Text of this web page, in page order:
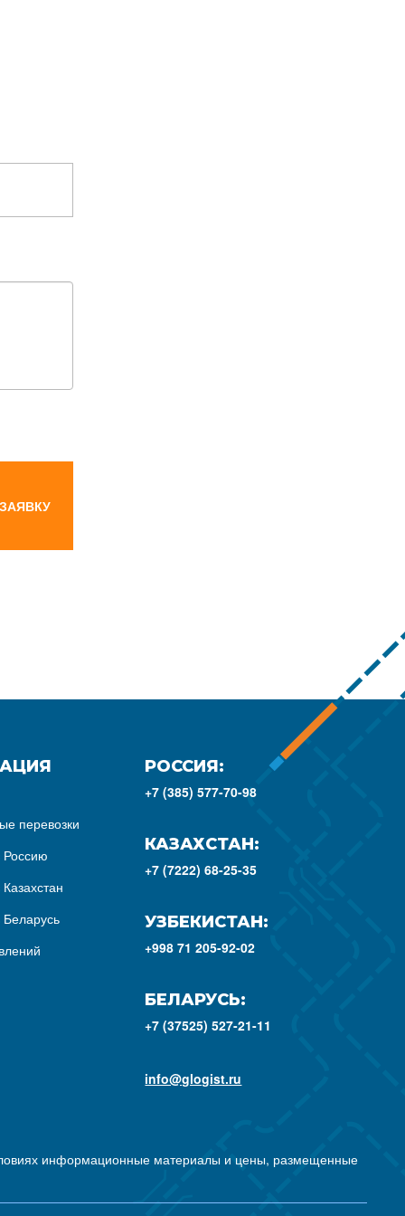
перевозки
Россию
Беларусь
РОССИЯ:
+7 (385) 577-70-98
КАЗАХСТАН:
+7 (7222) 68-25-35
УЗБЕКИСТАН:
+998 71 205-92-02
БЕЛАРУСЬ:
+7 (37525) 527-21-11
info@glogist.ru
информационные материалы и цены, размещенные